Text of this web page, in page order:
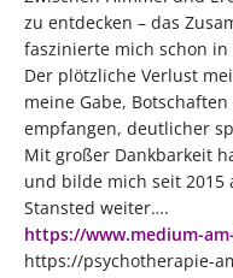
zu entdecken – das
faszinierte mich schon
Der plötzliche Verlust
meine Gabe,
empfangen, deutlicher
Mit großer Dankbarkeit
und bilde mich seit 2015
Stansted weiter….
https://www.medium-
https://psychotherapie-